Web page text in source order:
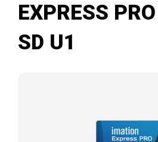
EXPRESS
SD U1